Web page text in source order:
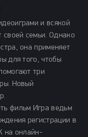
и всякой
своей семьи. Однако
она применяет
для того, чтобы
три
Новый
фильм Игра ведьм
регистрации в
на онлайн-